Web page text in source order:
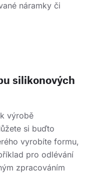
náramky či
silikonových
výrobě
si buďto
vyrobíte formu,
pro odlévání
zpracováním